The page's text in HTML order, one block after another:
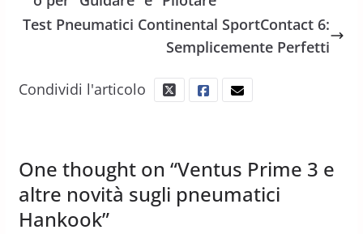
Test Pneumatici Continental SportContact 6:
Semplicemente Perfetti
Condividi l'articolo
One thought on “Ventus Prime 3 e
altre novità sugli pneumatici
Hankook”